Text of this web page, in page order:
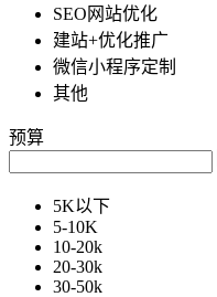
SEO网站优化
建站+优化推广
微信小程序定制
其他
预算
5K以下
5-10K
10-20k
20-30k
30-50k